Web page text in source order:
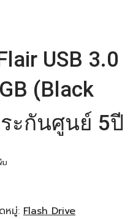
USB 3.0
(ฺBlack
ะกันศูนย์ 5ปี
ม
หมู่: Flash Drive